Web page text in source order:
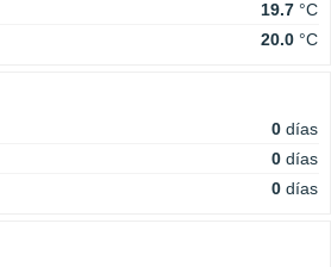
19.7 °C
20.0 °C
0 días
0 días
0 días